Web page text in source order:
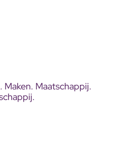
Maken. Maatschappij.